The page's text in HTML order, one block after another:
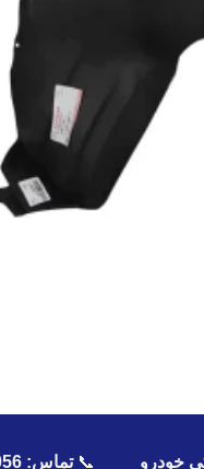
خودرو 📞تماس: